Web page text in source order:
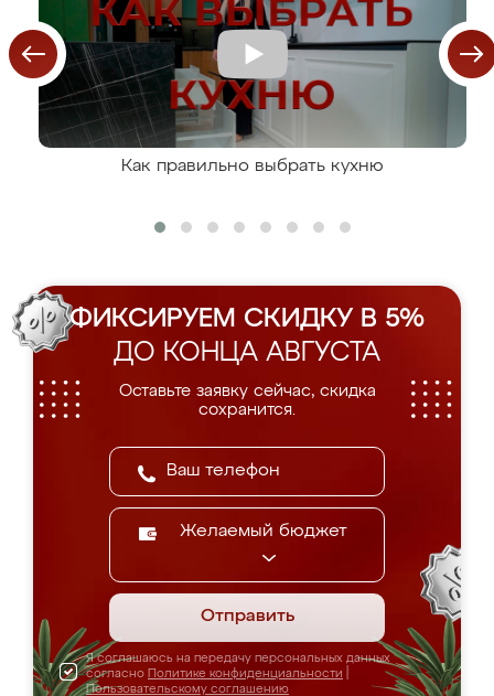
Как правильно выбрать кухню
ФИКСИРУЕМ СКИДКУ В 5%
ДО КОНЦА АВГУСТА
Оставьте заявку сейчас, скидка
сохранится.
Желаемый бюджет
Отправить
Я соглашаюсь на передачу персональных данных
согласно Политике конфиденциальности
Пользовательскому соглашению